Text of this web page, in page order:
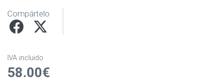
Compártelo
IVA incluido
58.00€